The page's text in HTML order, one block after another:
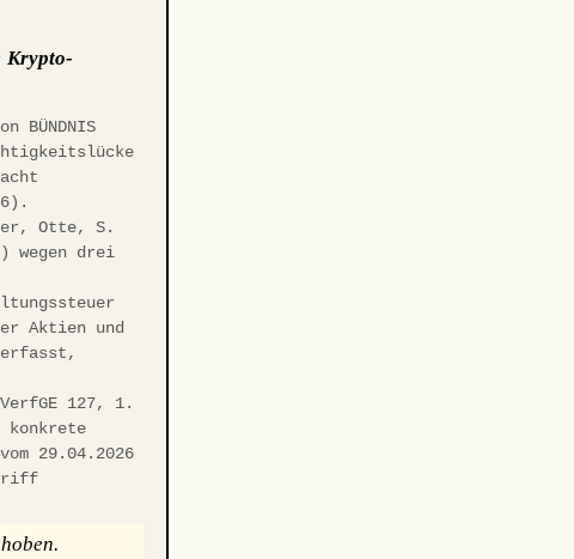
Krypto-
BÜNDNIS
Otte, S.
wegen drei
Aktien und
erfasst,
127, 1.
29.04.2026